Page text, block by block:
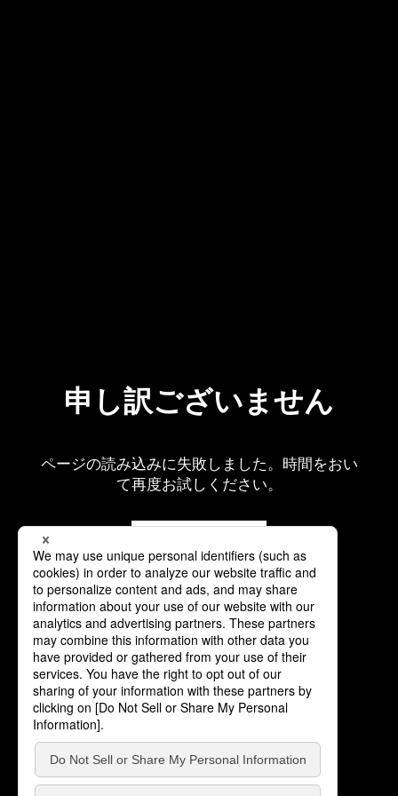
申し訳ございません
ページの読み込みに失敗しました。時間をおい
て再度お試しください。